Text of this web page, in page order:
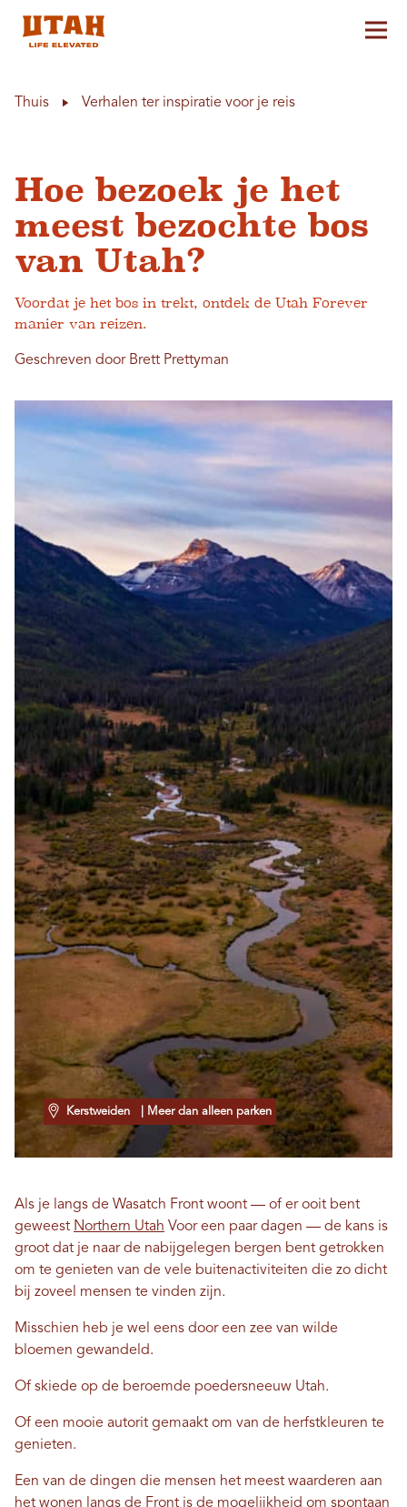
Thuis Verhalen ter inspiratie voor je reis
Hoe bezoek je het
meest bezochte bos
van Utah?
Voordat je het bos in trekt, ontdek de Utah Forever
manier van reizen.
Geschreven door Brett Prettyman
Kerstweiden | Meer dan alleen parken
Als je langs de Wasatch Front woont — of er ooit bent
geweest Northern Utah Voor een paar dagen — de kans is
groot dat je naar de nabijgelegen bergen bent getrokken
om te genieten van de vele buitenactiviteiten die zo dicht
bij zoveel mensen te vinden zijn.
Misschien heb je wel eens door een zee van wilde
bloemen gewandeld.
Of skiede op de beroemde poedersneeuw Utah.
Of een mooie autorit gemaakt om van de herfstkleuren te
genieten.
Een van de dingen die mensen het meest waarderen aan
het wonen langs de Front is de mogelijkheid om spontaan